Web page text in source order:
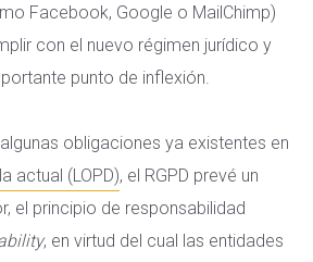
Facebook, Google o MailChimp)
con el nuevo régimen jurídico y
punto de inflexión.
obligaciones ya existentes en
actual (LOPD), el RGPD prevé un
el principio de responsabilidad
, en virtud del cual las entidades